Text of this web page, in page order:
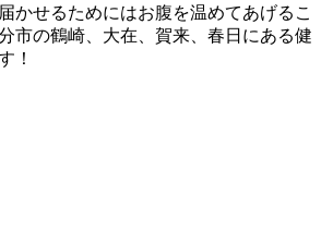
かせるためにはお腹を温めてあげるこ
市の鶴崎、大在、賀来、春日にある健
！